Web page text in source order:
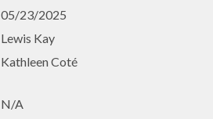
05/23/2025
Lewis Kay
Kathleen Coté
N/A